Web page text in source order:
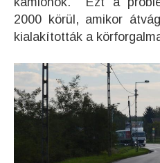
2000 körül, amikor
kialakították a